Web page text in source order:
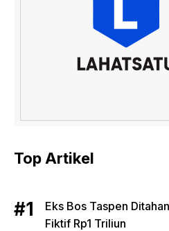
Top Artikel
Eks Bos Taspen
Fiktif Rp1 Triliun